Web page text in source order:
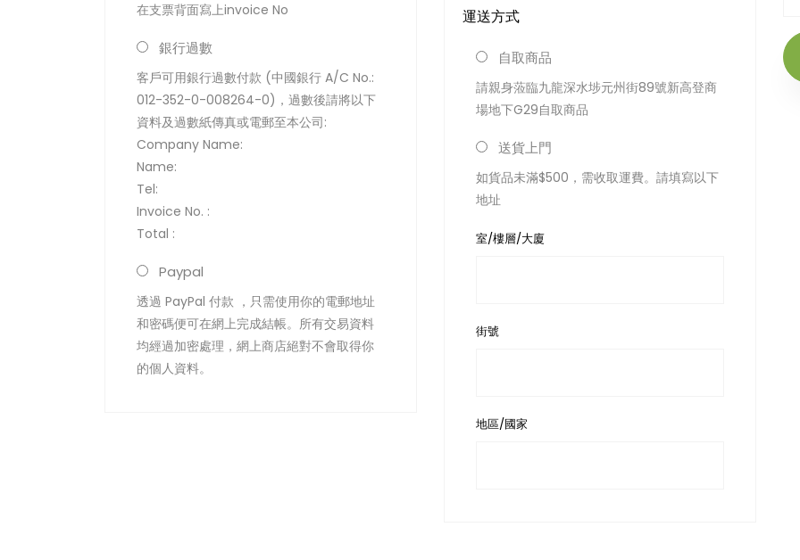
在支票背面寫上invoice No
銀行過數
客戶可用銀行過數付款 (中國銀行 A/C No.:
012-352-0-008264-0)，過數後請將以下
資料及過數紙傳真或電郵至本公司:
Company Name:
Name:
Tel:
Invoice No. :
Total :
Paypal
透過 PayPal 付款 ，只需使用你的電郵地址
和密碼便可在網上完成結帳。所有交易資料
均經過加密處理，網上商店絕對不會取得你
的個人資料。
運送方式
自取商品
請親身蒞臨九龍深水埗元州街89號新高登商
場地下G29自取商品
送貨上門
如貨品未滿$500，需收取運費。請填寫以下
地址
室/樓層/大廈
街號
地區/國家